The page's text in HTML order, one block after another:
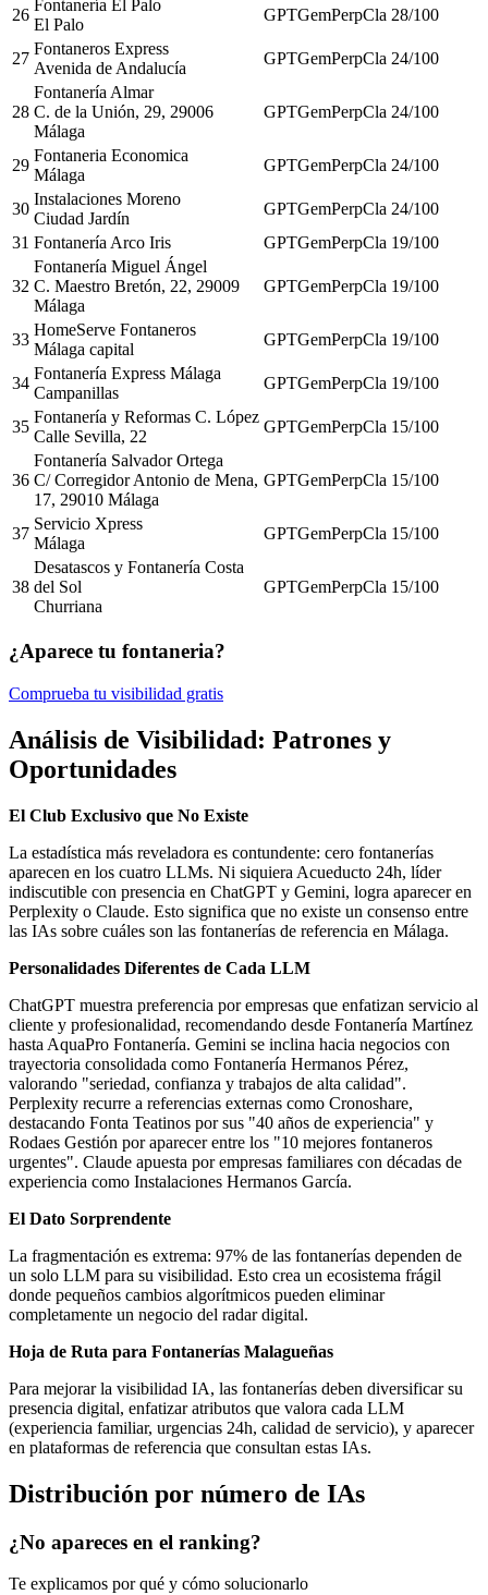
26
Fontanería El Palo
El Palo
GPTGemPerpCla 28/100
27
Fontaneros Express
Avenida de Andalucía
GPTGemPerpCla 24/100
28
Fontanería Almar
C. de la Unión, 29, 29006
Málaga
GPTGemPerpCla 24/100
29
Fontaneria Economica
Málaga
GPTGemPerpCla 24/100
30
Instalaciones Moreno
Ciudad Jardín
GPTGemPerpCla 24/100
31 Fontanería Arco Iris GPTGemPerpCla 19/100
32
Fontanería Miguel Ángel
C. Maestro Bretón, 22, 29009
Málaga
GPTGemPerpCla 19/100
33
HomeServe Fontaneros
Málaga capital
GPTGemPerpCla 19/100
34
Fontanería Express Málaga
Campanillas
GPTGemPerpCla 19/100
35
Fontanería y Reformas C. López
Calle Sevilla, 22
GPTGemPerpCla 15/100
36
Fontanería Salvador Ortega
C/ Corregidor Antonio de Mena,
17, 29010 Málaga
GPTGemPerpCla 15/100
37
Servicio Xpress
Málaga
GPTGemPerpCla 15/100
38
Desatascos y Fontanería Costa
del Sol
Churriana
GPTGemPerpCla 15/100
¿Aparece tu fontaneria?
Comprueba tu visibilidad gratis
Análisis de Visibilidad: Patrones y
Oportunidades
El Club Exclusivo que No Existe
La estadística más reveladora es contundente: cero fontanerías
aparecen en los cuatro LLMs. Ni siquiera Acueducto 24h, líder
indiscutible con presencia en ChatGPT y Gemini, logra aparecer en
Perplexity o Claude. Esto significa que no existe un consenso entre
las IAs sobre cuáles son las fontanerías de referencia en Málaga.
Personalidades Diferentes de Cada LLM
ChatGPT muestra preferencia por empresas que enfatizan servicio al
cliente y profesionalidad, recomendando desde Fontanería Martínez
hasta AquaPro Fontanería. Gemini se inclina hacia negocios con
trayectoria consolidada como Fontanería Hermanos Pérez,
valorando "seriedad, confianza y trabajos de alta calidad".
Perplexity recurre a referencias externas como Cronoshare,
destacando Fonta Teatinos por sus "40 años de experiencia" y
Rodaes Gestión por aparecer entre los "10 mejores fontaneros
urgentes". Claude apuesta por empresas familiares con décadas de
experiencia como Instalaciones Hermanos García.
El Dato Sorprendente
La fragmentación es extrema: 97% de las fontanerías dependen de
un solo LLM para su visibilidad. Esto crea un ecosistema frágil
donde pequeños cambios algorítmicos pueden eliminar
completamente un negocio del radar digital.
Hoja de Ruta para Fontanerías Malagueñas
Para mejorar la visibilidad IA, las fontanerías deben diversificar su
presencia digital, enfatizar atributos que valora cada LLM
(experiencia familiar, urgencias 24h, calidad de servicio), y aparecer
en plataformas de referencia que consultan estas IAs.
Distribución por número de IAs
¿No apareces en el ranking?
Te explicamos por qué y cómo solucionarlo